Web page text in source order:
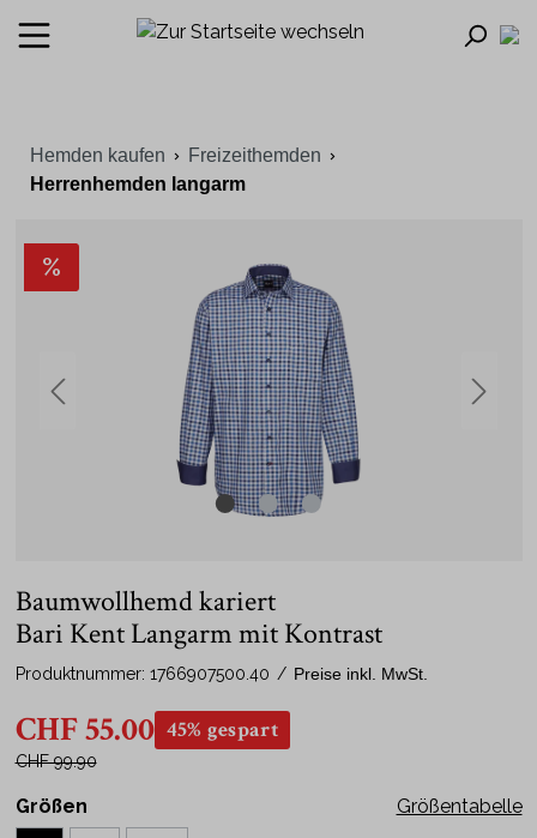
Hemden kaufen
Freizeithemden
Herrenhemden langarm
%
Baumwollhemd kariert
Bari Kent Langarm mit Kontrast
Produktnummer: 1766907500.40 / Preise inkl. MwSt.
CHF 55.00 45% gespart
CHF 99.90
Größentabelle
Größen